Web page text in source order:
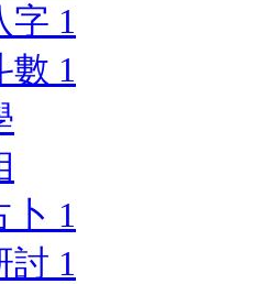
字 1
數 1
卜 1
討 1